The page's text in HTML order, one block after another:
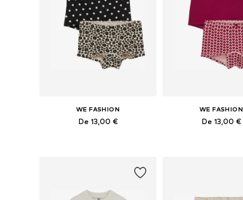
WE FASHION
De 13,00 €
WE FASHION
De 13,00 €